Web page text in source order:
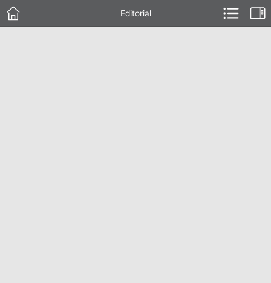
Editorial